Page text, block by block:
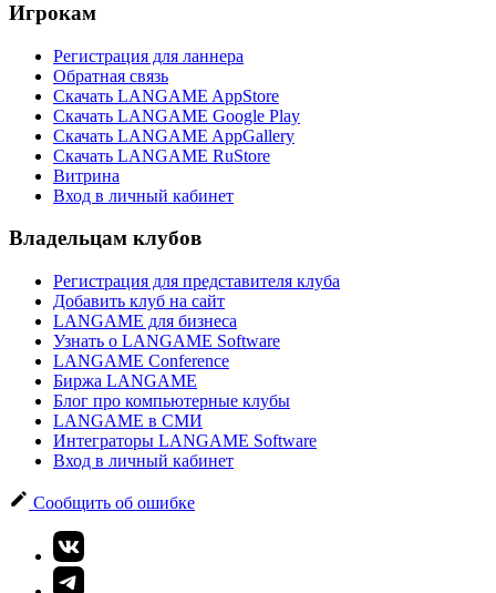
Игрокам
Регистрация для ланнера
Обратная связь
Скачать LANGAME AppStore
Скачать LANGAME Google Play
Скачать LANGAME AppGallery
Скачать LANGAME RuStore
Витрина
Вход в личный кабинет
Владельцам клубов
Регистрация для представителя клуба
Добавить клуб на сайт
LANGAME для бизнеса
Узнать о LANGAME Software
LANGAME Conference
Биржа LANGAME
Блог про компьютерные клубы
LANGAME в СМИ
Интеграторы LANGAME Software
Вход в личный кабинет
Сообщить об ошибке